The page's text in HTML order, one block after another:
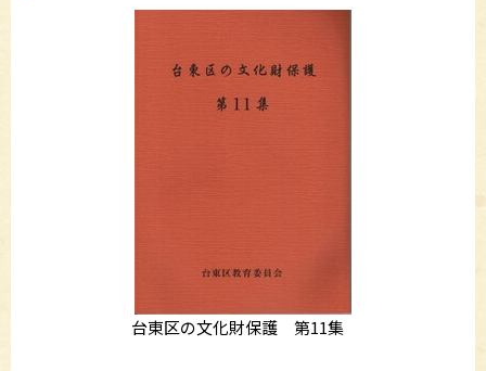
台東区の文化財保護 第11集